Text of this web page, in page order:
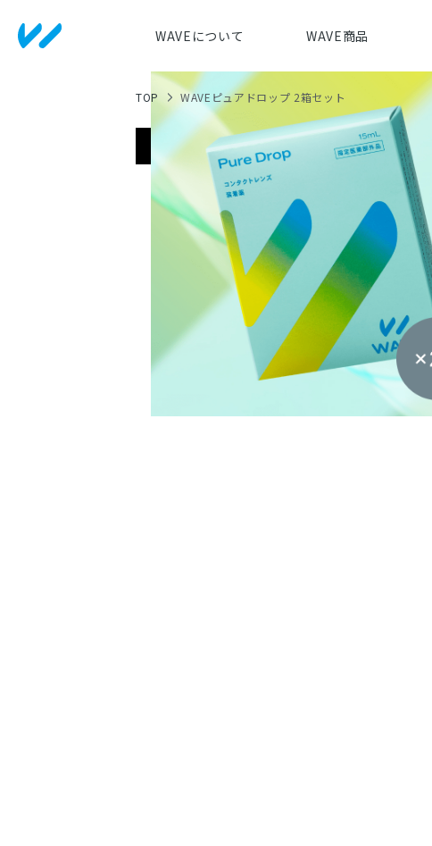
WAVEについて WAVE商品
TOP WAVEピュアドロップ 2箱セット